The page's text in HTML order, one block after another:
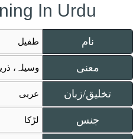
In Urdu
طفیل نام
وسیلہ، معنی
عربی تخلیق/زبان
لڑکا جنس